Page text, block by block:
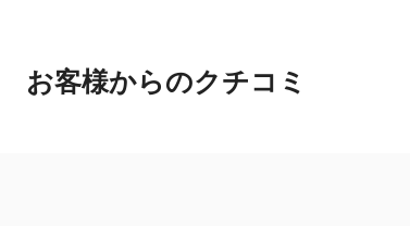
お客様からのクチコミ